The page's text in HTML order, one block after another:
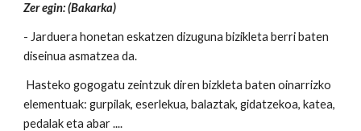
Zer egin: (Bakarka)
- Jarduera honetan eskatzen dizuguna bizikleta berri baten
diseinua asmatzea da.
Hasteko gogogatu zeintzuk diren bizkleta baten oinarrizko
elementuak: gurpilak, eserlekua, balaztak, gidatzekoa, katea,
pedalak eta abar ....